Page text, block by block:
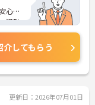
ム
支給
りと
が
心し
通勤
ら
くだ
介してもらう
更新日：2026年07月01日